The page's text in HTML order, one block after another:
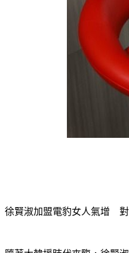
徐賢淑加盟電豹女人氣增　